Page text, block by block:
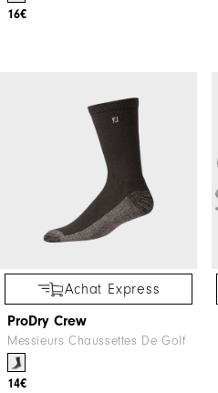
16€
Achat Express
ProDry Crew
Messieurs Chaussettes De Golf
14€